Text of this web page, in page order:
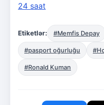
24 saat
Etiketlər: #Memfis Depay
#pasport oğurluğu
#Ronald Kuman